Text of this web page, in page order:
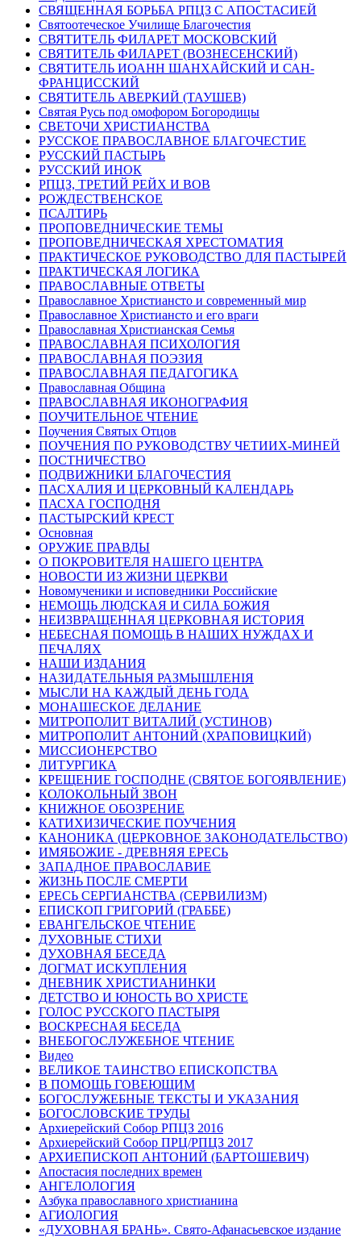
СВЯЩЕННАЯ БОРЬБА РПЦЗ С АПОСТАСИЕЙ
Святоотеческое Училище Благочестия
СВЯТИТЕЛЬ ФИЛАРЕТ МОСКОВСКИЙ
СВЯТИТЕЛЬ ФИЛАРЕТ (ВОЗНЕСЕНСКИЙ)
СВЯТИТЕЛЬ ИОАНН ШАНХАЙСКИЙ И САН-
ФРАНЦИССКИЙ
СВЯТИТЕЛЬ АВЕРКИЙ (ТАУШЕВ)
Святая Русь под омофором Богородицы
СВЕТОЧИ ХРИСТИАНСТВА
РУССКОЕ ПРАВОСЛАВНОЕ БЛАГОЧЕСТИЕ
РУССКИЙ ПАСТЫРЬ
РУССКИЙ ИНОК
РПЦЗ, ТРЕТИЙ РЕЙХ И ВОВ
РОЖДЕСТВЕНСКОЕ
ПСАЛТИРЬ
ПРОПОВЕДНИЧЕСКИЕ ТЕМЫ
ПРОПОВЕДНИЧЕСКАЯ ХРЕСТОМАТИЯ
ПРАКТИЧЕСКОЕ РУКОВОДСТВО ДЛЯ ПАСТЫРЕЙ
ПРАКТИЧЕСКАЯ ЛОГИКА
ПРАВОСЛАВНЫЕ ОТВЕТЫ
Православное Христиансто и современный мир
Православное Христиансто и его враги
Православная Христианская Семья
ПРАВОСЛАВНАЯ ПСИХОЛОГИЯ
ПРАВОСЛАВНАЯ ПОЭЗИЯ
ПРАВОСЛАВНАЯ ПЕДАГОГИКА
Православная Община
ПРАВОСЛАВНАЯ ИКОНОГРАФИЯ
ПОУЧИТЕЛЬНОЕ ЧТЕНИЕ
Поучения Святых Отцов
ПОУЧЕНИЯ ПО РУКОВОДСТВУ ЧЕТИИХ-МИНЕЙ
ПОСТНИЧЕСТВО
ПОДВИЖНИКИ БЛАГОЧЕСТИЯ
ПАСХАЛИЯ И ЦЕРКОВНЫЙ КАЛЕНДАРЬ
ПАСХА ГОСПОДНЯ
ПАСТЫРСКИЙ КРЕСТ
Основная
ОРУЖИЕ ПРАВДЫ
О ПОКРОВИТЕЛЯ НАШЕГО ЦЕНТРА
НОВОСТИ ИЗ ЖИЗНИ ЦЕРКВИ
Новомученики и исповедники Российские
НЕМОЩЬ ЛЮДСКАЯ И СИЛА БОЖИЯ
НЕИЗВРАЩЕННАЯ ЦЕРКОВНАЯ ИСТОРИЯ
НЕБЕСНАЯ ПОМОЩЬ В НАШИХ НУЖДАХ И
ПЕЧАЛЯХ
НАШИ ИЗДАНИЯ
НАЗИДАТЕЛЬНЫЯ РАЗМЫШЛЕНІЯ
МЫСЛИ НА КАЖДЫЙ ДЕНЬ ГОДА
МОНАШЕСКОЕ ДЕЛАНИЕ
МИТРОПОЛИТ ВИТАЛИЙ (УСТИНОВ)
МИТРОПОЛИТ АНТОНИЙ (ХРАПОВИЦКИЙ)
МИССИОНЕРСТВО
ЛИТУРГИКА
КРЕЩЕНИЕ ГОСПОДНЕ (СВЯТОЕ БОГОЯВЛЕНИЕ)
КОЛОКОЛЬНЫЙ ЗВОН
КНИЖНОЕ ОБОЗРЕНИЕ
КАТИХИЗИЧЕСКИЕ ПОУЧЕНИЯ
КАНОНИКА (ЦЕРКОВНОЕ ЗАКОНОДАТЕЛЬСТВО)
ИМЯБОЖИЕ - ДРЕВНЯЯ ЕРЕСЬ
ЗАПАДНОЕ ПРАВОСЛАВИЕ
ЖИЗНЬ ПОСЛЕ СМЕРТИ
ЕРЕСЬ СЕРГИАНСТВА (СЕРВИЛИЗМ)
ЕПИСКОП ГРИГОРИЙ (ГРАББЕ)
ЕВАНГЕЛЬСКОЕ ЧТЕНИЕ
ДУХОВНЫЕ СТИХИ
ДУХОВНАЯ БЕСЕДА
ДОГМАТ ИСКУПЛЕНИЯ
ДНЕВНИК ХРИСТИАНИНКИ
ДЕТСТВО И ЮНОСТЬ ВО ХРИСТЕ
ГОЛОС РУССКОГО ПАСТЫРЯ
ВОСКРЕСНАЯ БЕСЕДА
ВНЕБОГОСЛУЖЕБНОЕ ЧТЕНИЕ
Видео
ВЕЛИКОЕ ТАИНСТВО ЕПИСКОПСТВА
В ПОМОЩЬ ГОВЕЮЩИМ
БОГОСЛУЖЕБНЫЕ ТЕКСТЫ И УКАЗАНИЯ
БОГОСЛОВСКИЕ ТРУДЫ
Архиерейский Собор РПЦЗ 2016
Архиерейский Собор ПРЦ/РПЦЗ 2017
АРХИЕПИСКОП АНТОНИЙ (БАРТОШЕВИЧ)
Апостасия последних времен
АНГЕЛОЛОГИЯ
Азбука православного христианина
АГИОЛОГИЯ
«ДУХОВНАЯ БРАНЬ». Свято-Афанасьевское издание